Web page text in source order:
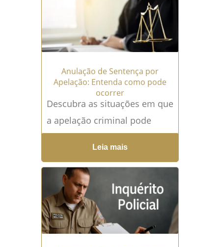
Leia mais →
Anulação de Sentença por
Apelação: Entenda como pode
ocorrer
Descubra as situações em que
a apelação criminal pode
resultar na anulação de uma
sentença condenatória,
levando a um novo
julgamento do caso. No
sistema jurídico, o processo
penal busca...Leia mais →
Leia mais